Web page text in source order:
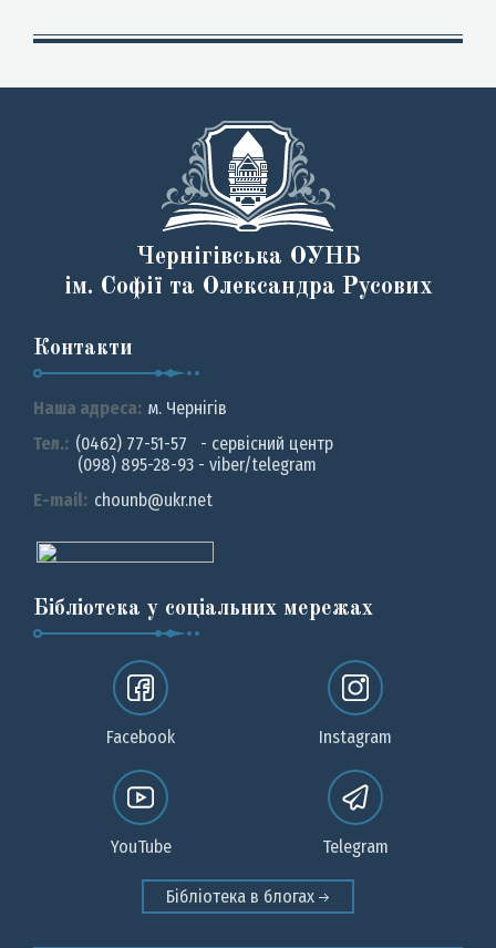
Чернігівська ОУНБ
ім. Софії та Олександра Русових
Контакти
Наша адреса: м. Чернiгiв
Тел.: (0462) 77-51-57 - сервісний центр
(098) 895-28-93 - viber/telegram
E-mail: chounb@ukr.net
Бібліотека у соціальних мережах
Facebook Instagram
YouTube Telegram
Бібліотека в блогах